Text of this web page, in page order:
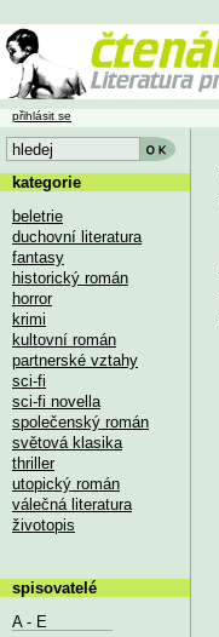
přihlásit se
kategorie
beletrie
duchovní literatura
fantasy
historický román
horror
krimi
kultovní román
partnerské vztahy
sci-fi
sci-fi novella
společenský román
světová klasika
thriller
utopický román
válečná literatura
životopis
spisovatelé
A - E